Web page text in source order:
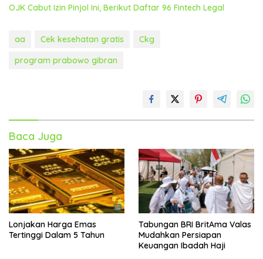
OJK Cabut Izin Pinjol Ini, Berikut Daftar 96 Fintech Legal
aa Cek kesehatan gratis
Ckg
program prabowo gibran
Baca Juga
Lonjakan Harga Emas
Tertinggi Dalam 5 Tahun
Tabungan BRI BritAma Valas
Mudahkan Persiapan
Keuangan Ibadah Haji